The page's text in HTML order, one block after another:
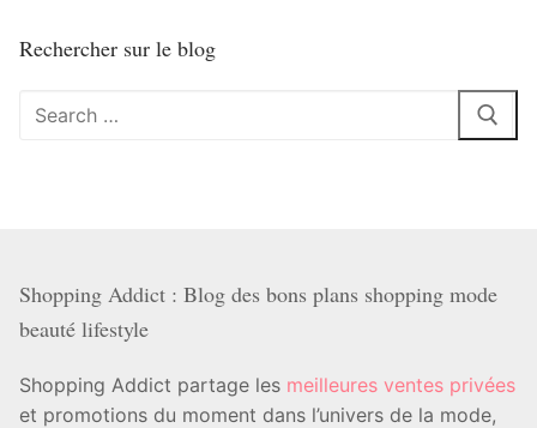
Rechercher sur le blog
Rechercher
Shopping Addict : Blog des bons plans shopping mode
beauté lifestyle
Shopping Addict partage les meilleures ventes privées
et promotions du moment dans l’univers de la mode,